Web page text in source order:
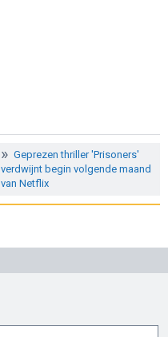
Geprezen thriller 'Prisoners'
verdwijnt begin volgende maand
van Netflix